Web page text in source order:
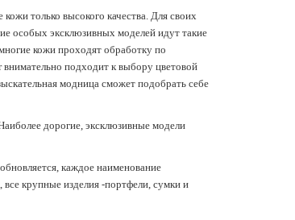
только высокого качества. Для своих
особых эксклюзивных моделей идут такие
кожи проходят обработку по
подходит к выбору цветовой
модница сможет подобрать себе
дорогие, эксклюзивные модели
каждое наименование
крупные изделия -портфели, сумки и